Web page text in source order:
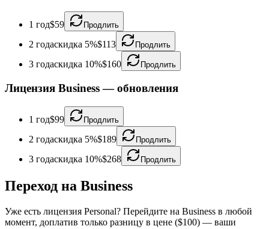
1 год$59 Продлить
2 годаскидка 5%$113 Продлить
3 годаскидка 10%$160 Продлить
Лицензия Business—обновления
1 год$99 Продлить
2 годаскидка 5%$189 Продлить
3 годаскидка 10%$268 Продлить
Переход на Business
Уже есть лицензия Personal? Перейдите на Business в любой
момент, доплатив только разницу в цене ($100) — ваши